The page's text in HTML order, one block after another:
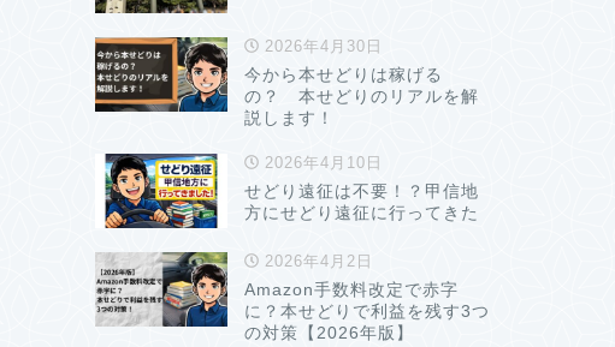
2026年4月30日
今から本せどりは稼げる
の？ 本せどりのリアルを解
説します！
2026年4月10日
せどり遠征は不要！？甲信地
方にせどり遠征に行ってきた
2026年4月2日
Amazon手数料改定で赤字
に？本せどりで利益を残す3つ
の対策【2026年版】